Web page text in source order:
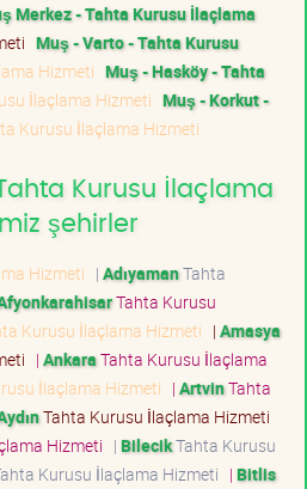
Merkez - Tahta Kurusu İlaçlama
Muş - Varto - Tahta Kurusu
Hizmeti Muş - Hasköy - Tahta
İlaçlama Hizmeti Muş - Korkut -
Kurusu İlaçlama Hizmeti
Kurusu İlaçlama
şehirler
Hizmeti | AdıyamanTahta
Tahta Kurusu
Kurusu İlaçlama Hizmeti | Amasya
| AnkaraTahta Kurusu İlaçlama
İlaçlama Hizmeti | ArtvinTahta
Tahta Kurusu İlaçlama Hizmeti
Hizmeti | BilecikTahta Kurusu
Kurusu İlaçlama Hizmeti | Bitlis